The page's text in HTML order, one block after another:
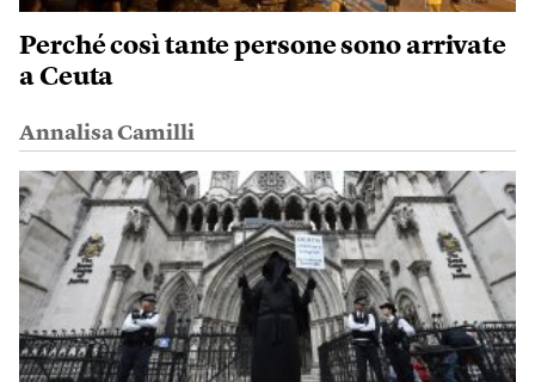
Perché così tante persone sono arrivate
a Ceuta
Annalisa Camilli